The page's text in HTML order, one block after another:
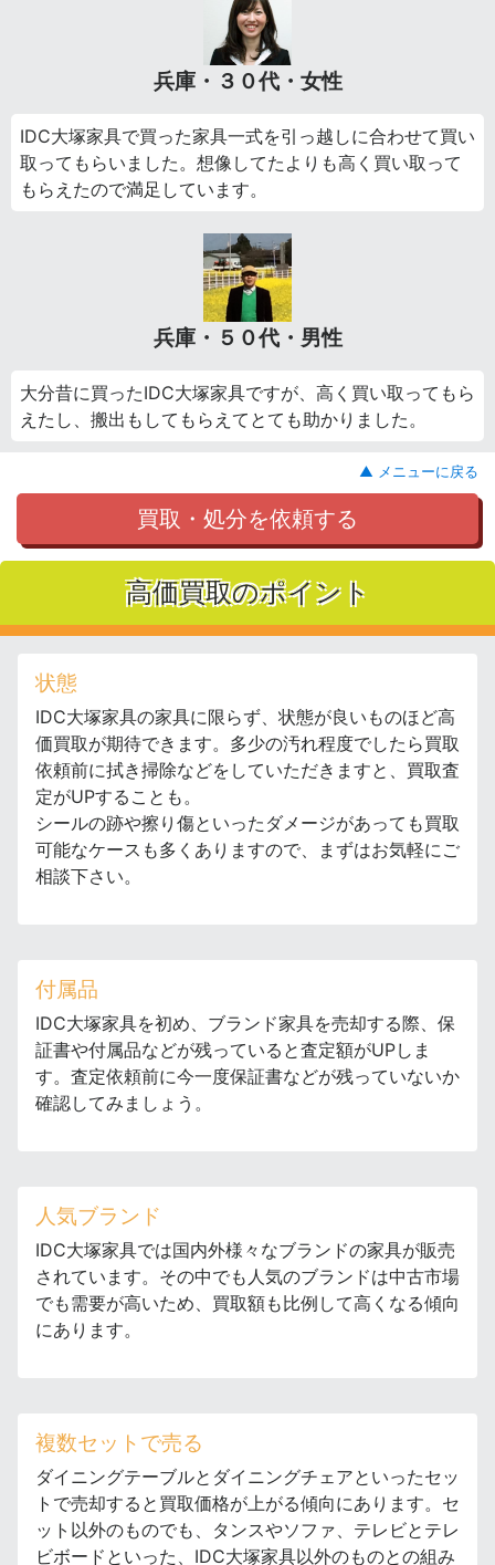
兵庫・３０代・女性
IDC大塚家具で買った家具一式を引っ越しに合わせて買い
取ってもらいました。想像してたよりも高く買い取って
もらえたので満足しています。
兵庫・５０代・男性
大分昔に買ったIDC大塚家具ですが、高く買い取ってもら
えたし、搬出もしてもらえてとても助かりました。
▲ メニューに戻る
買取・処分を依頼する
高価買取のポイント
状態
IDC大塚家具の家具に限らず、状態が良いものほど高
価買取が期待できます。多少の汚れ程度でしたら買取
依頼前に拭き掃除などをしていただきますと、買取査
定がUPすることも。
シールの跡や擦り傷といったダメージがあっても買取
可能なケースも多くありますので、まずはお気軽にご
相談下さい。
付属品
IDC大塚家具を初め、ブランド家具を売却する際、保
証書や付属品などが残っていると査定額がUPしま
す。査定依頼前に今一度保証書などが残っていないか
確認してみましょう。
人気ブランド
IDC大塚家具では国内外様々なブランドの家具が販売
されています。その中でも人気のブランドは中古市場
でも需要が高いため、買取額も比例して高くなる傾向
にあります。
複数セットで売る
ダイニングテーブルとダイニングチェアといったセッ
トで売却すると買取価格が上がる傾向にあります。セ
ット以外のものでも、タンスやソファ、テレビとテレ
ビボードといった、IDC大塚家具以外のものとの組み